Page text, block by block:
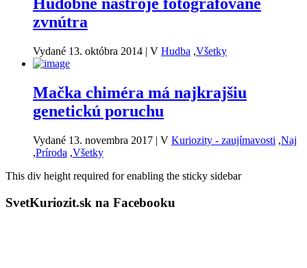
Hudobné nástroje fotografované
zvnútra
Vydané 13. októbra 2014 | V Hudba ,Všetky
Mačka chiméra má najkrajšiu
genetickú poruchu
Vydané 13. novembra 2017 | V Kuriozity - zaujímavosti ,Naj
,Príroda ,Všetky
This div height required for enabling the sticky sidebar
SvetKuriozit.sk na Facebooku